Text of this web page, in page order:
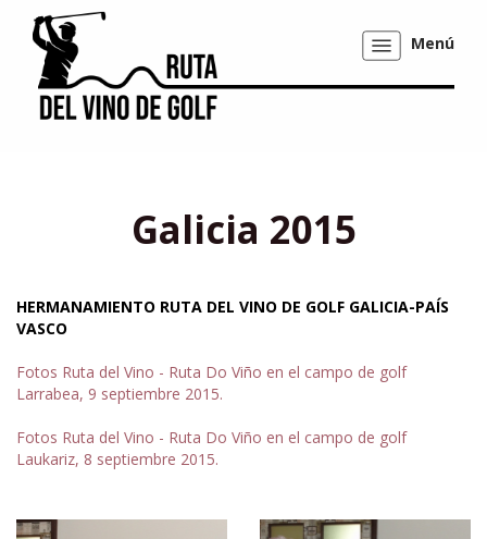
Mostrar/ocultar
navegación
Menú
Galicia 2015
HERMANAMIENTO RUTA DEL VINO DE GOLF GALICIA-PAÍS
VASCO
Fotos Ruta del Vino - Ruta Do Viño en el campo de golf
Larrabea, 9 septiembre 2015.
Fotos Ruta del Vino - Ruta Do Viño en el campo de golf
Laukariz, 8 septiembre 2015.